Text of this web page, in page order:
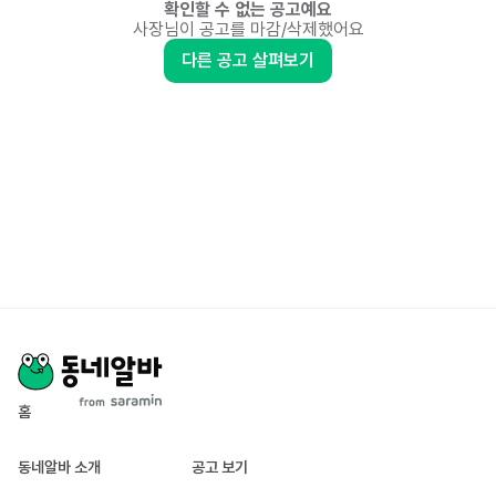
확인할 수 없는 공고예요
사장님이 공고를 마감/삭제했어요
다른 공고 살펴보기
홈
동네알바 소개 공고 보기